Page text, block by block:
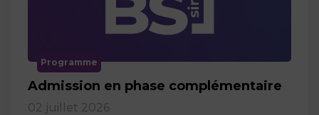
Programme
Admission en phase complémentaire
02 juillet 2026